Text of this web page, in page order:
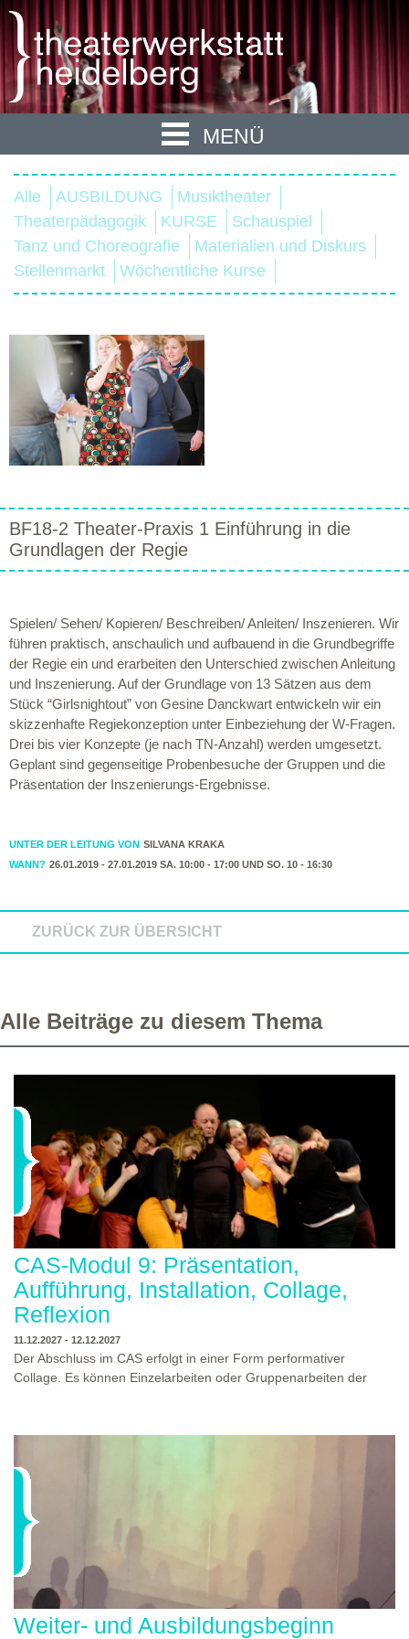
MENÜ
Alle AUSBILDUNG
Musiktheater
Theaterpädagogik
KURSE
Schauspiel
Tanz und Choreografie
Materialien und Diskurs
Stellenmarkt
Wöchentliche Kurse
BF18-2 Theater-Praxis 1 Einführung in die
Grundlagen der Regie
Spielen/ Sehen/ Kopieren/ Beschreiben/ Anleiten/ Inszenieren. Wir
führen praktisch, anschaulich und aufbauend in die Grundbegriffe
der Regie ein und erarbeiten den Unterschied zwischen Anleitung
und Inszenierung. Auf der Grundlage von 13 Sätzen aus dem
Stück “Girlsnightout” von Gesine Danckwart entwickeln wir ein
skizzenhafte Regiekonzeption unter Einbeziehung der W-Fragen.
Drei bis vier Konzepte (je nach TN-Anzahl) werden umgesetzt.
Geplant sind gegenseitige Probenbesuche der Gruppen und die
Präsentation der Inszenierungs-Ergebnisse.
UNTER DER LEITUNG VON SILVANA KRAKA
WANN? 26.01.2019 - 27.01.2019 SA. 10:00 - 17:00 UND SO. 10 - 16:30
ZURÜCK ZUR ÜBERSICHT
Alle Beiträge zu diesem Thema
CAS-Modul 9: Präsentation,
Aufführung, Installation, Collage,
Reflexion
11.12.2027 - 12.12.2027
Der Abschluss im CAS erfolgt in einer Form performativer
Collage. Es können Einzelarbeiten oder Gruppenarbeiten der
Ausbildungsprogramm zu erleben. Die Studierenden des
oder Präsentation. Wir freuen uns über Begegnungen und
WO?
Weiter- und Ausbildungsbeginn